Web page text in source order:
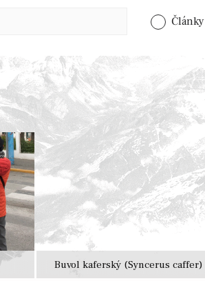
Články
Buvol kaferský (Syncerus caffer)